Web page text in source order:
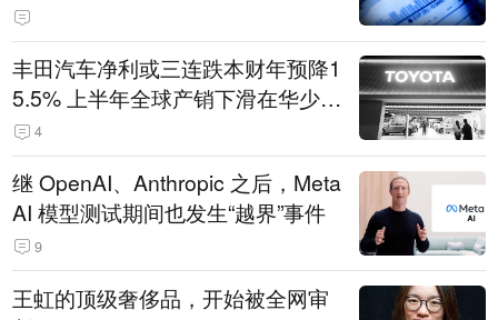
丰田汽车净利或三连跌本财年预降1
5.5% 上半年全球产销下滑在华少卖
14.3万辆
4
继 OpenAI、Anthropic 之后，Meta
AI 模型测试期间也发生“越界”事件
9
王虹的顶级奢侈品，开始被全网审